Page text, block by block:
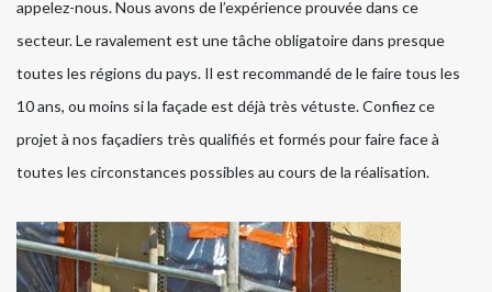
appelez-nous. Nous avons de l’expérience prouvée dans ce
secteur. Le ravalement est une tâche obligatoire dans presque
toutes les régions du pays. Il est recommandé de le faire tous les
10 ans, ou moins si la façade est déjà très vétuste. Confiez ce
projet à nos façadiers très qualifiés et formés pour faire face à
toutes les circonstances possibles au cours de la réalisation.